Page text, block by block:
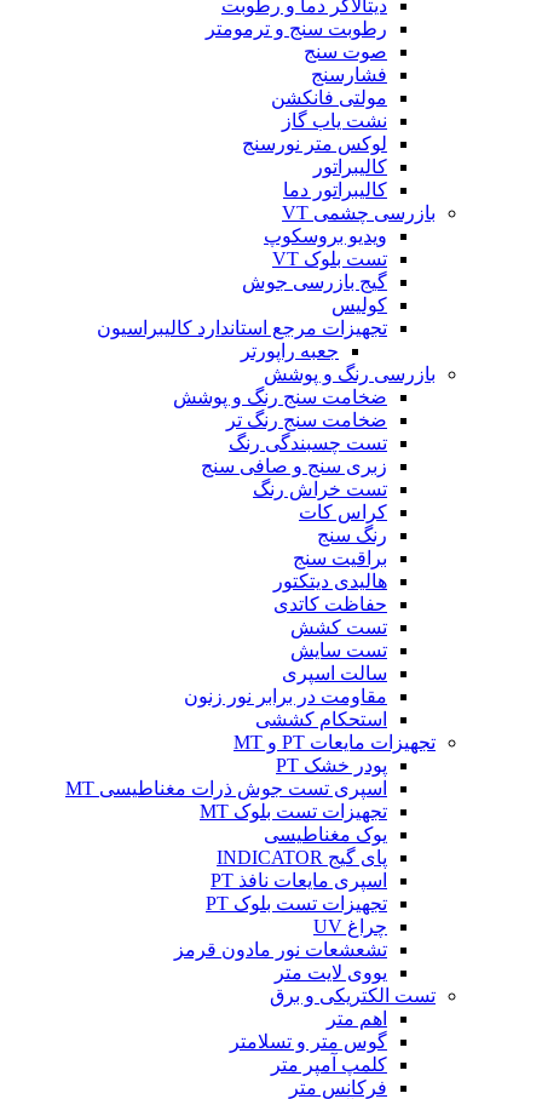
دیتالاگر دما و رطوبت
رطوبت سنج و ترمومتر
صوت سنج
فشارسنج
مولتی فانکشن
نشت یاب گاز
لوکس متر نورسنج
کالیبراتور
کالیبراتور دما
بازرسی چشمی VT
ویدیو بروسکوپ
تست بلوک VT
گیج بازرسی جوش
کولیس
تجهیزات مرجع استاندارد کالیبراسیون
جعبه راپورتر
بازرسی رنگ و پوشش
ضخامت سنج رنگ و پوشش
ضخامت سنج رنگ تر
تست چسبندگی رنگ
زبری سنج و صافی سنج
تست خراش رنگ
کراس کات
رنگ سنج
براقیت سنج
هالیدی دیتکتور
حفاظت کاتدی
تست کشش
تست سایش
سالت اسپری
مقاومت در برابر نور زنون
استحکام کششی
تجهیزات مایعات PT و MT
پودر خشک PT
اسپری تست جوش ذرات مغناطیسی MT
تجهیزات تست بلوک MT
یوک مغناطیسی
پای گیج INDICATOR
اسپری مایعات نافذ PT
تجهیزات تست بلوک PT
چراغ UV
تشعشعات نور مادون قرمز
یووی لایت متر
تست الکتریکی و برق
اهم متر
گوس متر و تسلامتر
کلمپ آمپر متر
فرکانس متر